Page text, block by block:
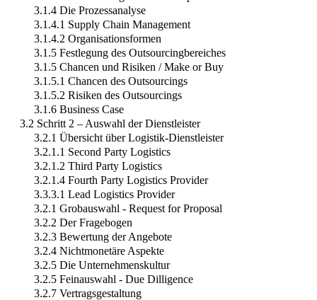
3.1.4 Die Prozessanalyse
3.1.4.1 Supply Chain Management
3.1.4.2 Organisationsformen
3.1.5 Festlegung des Outsourcingbereiches
3.1.5 Chancen und Risiken / Make or Buy
3.1.5.1 Chancen des Outsourcings
3.1.5.2 Risiken des Outsourcings
3.1.6 Business Case
3.2 Schritt 2 – Auswahl der Dienstleister
3.2.1 Übersicht über Logistik-Dienstleister
3.2.1.1 Second Party Logistics
3.2.1.2 Third Party Logistics
3.2.1.4 Fourth Party Logistics Provider
3.3.3.1 Lead Logistics Provider
3.2.1 Grobauswahl - Request for Proposal
3.2.2 Der Fragebogen
3.2.3 Bewertung der Angebote
3.2.4 Nichtmonetäre Aspekte
3.2.5 Die Unternehmenskultur
3.2.5 Feinauswahl - Due Dilligence
3.2.7 Vertragsgestaltung